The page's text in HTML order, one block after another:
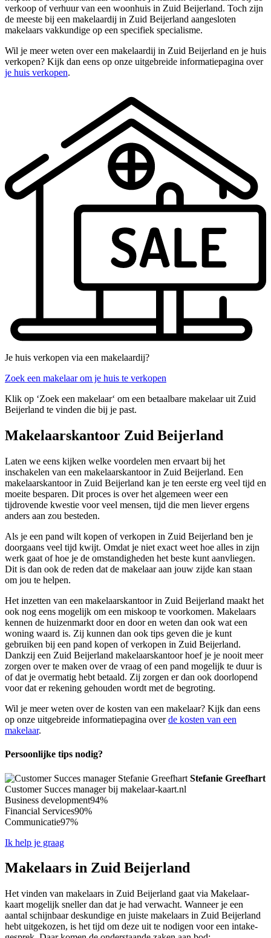
verkoop of verhuur van een woonhuis in Zuid Beijerland. Toch zijn
de meeste bij een makelaardij in Zuid Beijerland aangesloten
makelaars vakkundige op een specifiek specialisme.
Wil je meer weten over een makelaardij in Zuid Beijerland en je huis
verkopen? Kijk dan eens op onze uitgebreide informatiepagina over
je huis verkopen.
Je huis verkopen via een makelaardij?
Zoek een makelaar om je huis te verkopen
Klik op ‘Zoek een makelaar‘ om een betaalbare makelaar uit Zuid
Beijerland te vinden die bij je past.
Makelaarskantoor Zuid Beijerland
Laten we eens kijken welke voordelen men ervaart bij het
inschakelen van een makelaarskantoor in Zuid Beijerland. Een
makelaarskantoor in Zuid Beijerland kan je ten eerste erg veel tijd en
moeite besparen. Dit proces is over het algemeen weer een
tijdrovende kwestie voor veel mensen, tijd die men liever ergens
anders aan zou besteden.
Als je een pand wilt kopen of verkopen in Zuid Beijerland ben je
doorgaans veel tijd kwijt. Omdat je niet exact weet hoe alles in zijn
werk gaat of hoe je de omstandigheden het beste kunt aanvliegen.
Dit is dan ook de reden dat de makelaar aan jouw zijde kan staan
om jou te helpen.
Het inzetten van een makelaarskantoor in Zuid Beijerland maakt het
ook nog eens mogelijk om een miskoop te voorkomen. Makelaars
kennen de huizenmarkt door en door en weten dan ook wat een
woning waard is. Zij kunnen dan ook tips geven die je kunt
gebruiken bij een pand kopen of verkopen in Zuid Beijerland.
Dankzij een Zuid Beijerland makelaarskantoor hoef je je nooit meer
zorgen over te maken over de vraag of een pand mogelijk te duur is
of dat je overmatig hebt betaald. Zij zorgen er dan ook doorlopend
voor dat er rekening gehouden wordt met de begroting.
Wil je meer weten over de kosten van een makelaar? Kijk dan eens
op onze uitgebreide informatiepagina overde kosten van een
makelaar.
Persoonlijke tips nodig?
Stefanie Greefhart
Customer Succes manager bij makelaar-kaart.nl
Business development94%
Financial Services90%
Communicatie97%
Ik help je graag
Makelaars in Zuid Beijerland
Het vinden van makelaars in Zuid Beijerland gaat via Makelaar-
kaart mogelijk sneller dan dat je had verwacht. Wanneer je een
aantal schijnbaar deskundige en juiste makelaars in Zuid Beijerland
hebt uitgekozen, is het tijd om deze uit te nodigen voor een intake-